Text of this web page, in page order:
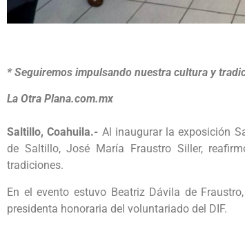
* Seguiremos impulsando nuestra cultura y
La Otra Plana.com.mx
Saltillo, Coahuila.- Al inaugurar la exposición
de Saltillo, José María Fraustro Siller,
tradiciones.
En el evento estuvo Beatriz Dávila de
presidenta honoraria del voluntariado del DIF.